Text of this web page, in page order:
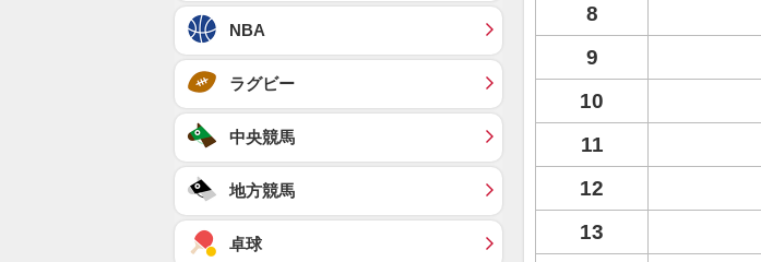
8
9
10
11
12
13
NBA
ラグビー
中央競馬
地方競馬
卓球